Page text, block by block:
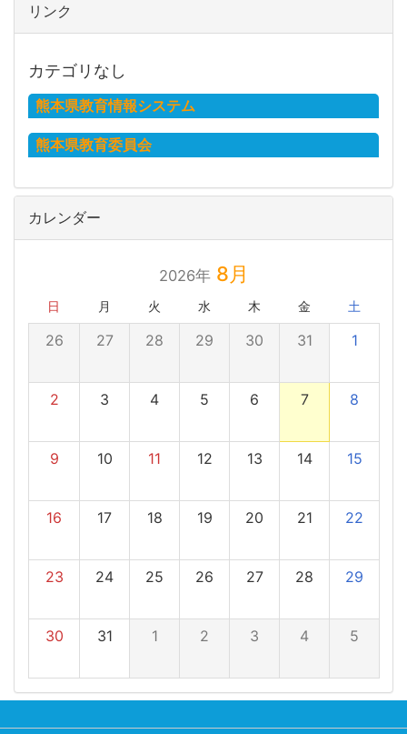
リンク
カテゴリなし
熊本県教育情報システム
熊本県教育委員会
カレンダー
2026年8月
日 月 火 水 木 金 土
26 27 28 29 30 31 1
2 3 4 5 6 7 8
9 10 11 12 13 14 15
16 17 18 19 20 21 22
23 24 25 26 27 28 29
30 31 1 2 3 4 5